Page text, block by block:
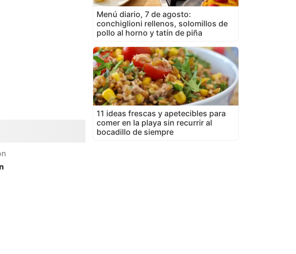
Menú diario, 7 de agosto:
conchiglioni rellenos, solomillos de
pollo al horno y tatín de piña
11 ideas frescas y apetecibles para
comer en la playa sin recurrir al
bocadillo de siempre